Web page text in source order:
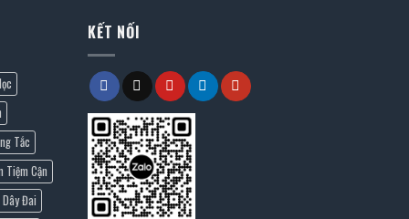
Tắc
Tiệm Cận
Dây Đai
KẾT NỐI